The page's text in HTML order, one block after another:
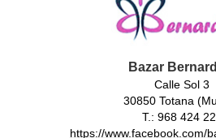
Bazar
Calle Sol 3
30850 Totana
T.: 968 424
https://www.facebook.com/